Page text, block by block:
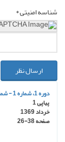
شناسه امنیتی *
ارسال نظر
دوره 1، شماره 1 - شماره پیاپی 1
پیاپی 1
خرداد 1369
صفحه26-38